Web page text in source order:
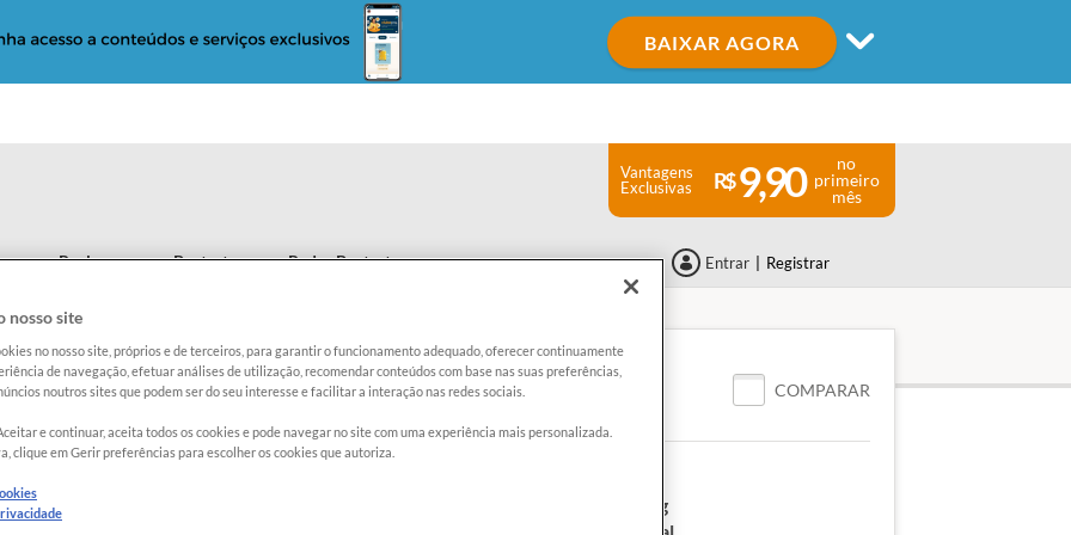
BAIXAR AGORA
Reclame com a Proteste Radar Proteste Entrar Registrar
Vantagens
Exclusivas
9,90
no
primeiro
mês
DE OLIVA EXTRA VIRGEM
64 QUALIDADE
MÉDIA
COMPARAR
12 g
nosso site
no nosso site, próprios e de terceiros, para garantir o funcionamento adequado, oferecer continuamente
de navegação, efetuar análises de utilização, recomendar conteúdos com base nas suas preferências,
noutros sites que podem ser do seu interesse e facilitar a interação nas redes sociais.
e continuar, aceita todos os cookies e pode navegar no site com uma experiência mais personalizada.
clique em Gerir preferências para escolher os cookies que autoriza.